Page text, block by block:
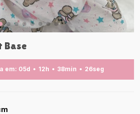
Base
em: 05d 12h 38min 24seg